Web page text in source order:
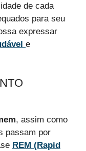
de cada
para seu
expressar
e
, assim como
passam por
REM (Rapid